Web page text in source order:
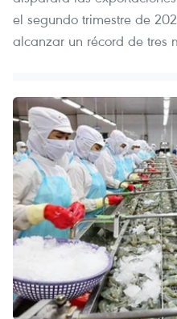
el segundo trimestre de
alcanzar un récord de tres